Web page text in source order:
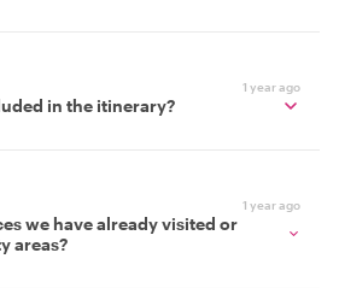
1 year ago
in the itinerary?
1 year ago
we have already visited or
areas?